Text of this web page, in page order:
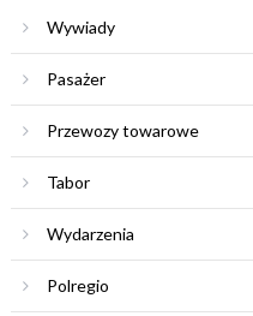
Wywiady
Pasażer
Przewozy towarowe
Tabor
Wydarzenia
Polregio